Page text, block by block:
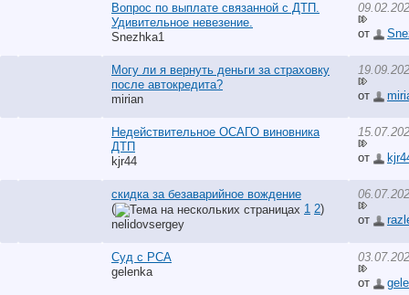
Вопрос по выплате связанной с ДТП.
Удивительное невезение.
Snezhka1
от
Могу ли я вернуть деньги за страховку
после автокредита?
mirian
от
Недействительное ОСАГО виновника
ДТП
kjr44
от
скидка за безаварийное вождение
(
1 2)
nelidovsergey
от
Суд с РСА
gelenka
от